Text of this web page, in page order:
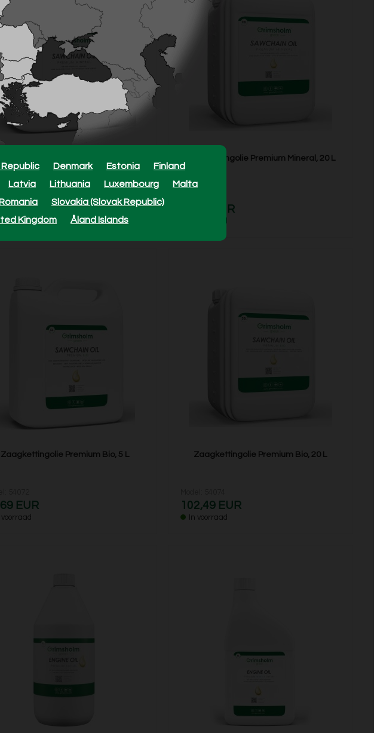
Denmark Estonia
Finland
Latvia Lithuania Luxembourg
Malta
Romania
Slovakia (Slovak Republic)
Kingdom Åland Islands
54052
EUR
voorraad
Zaagkettingolie Premium Mineral, 20 L
84,99 EUR
Zaagkettingolie Premium Bio, 5 L
EUR
voorraad
Zaagkettingolie Premium Bio, 20 L
102,49 EUR
In voorraad